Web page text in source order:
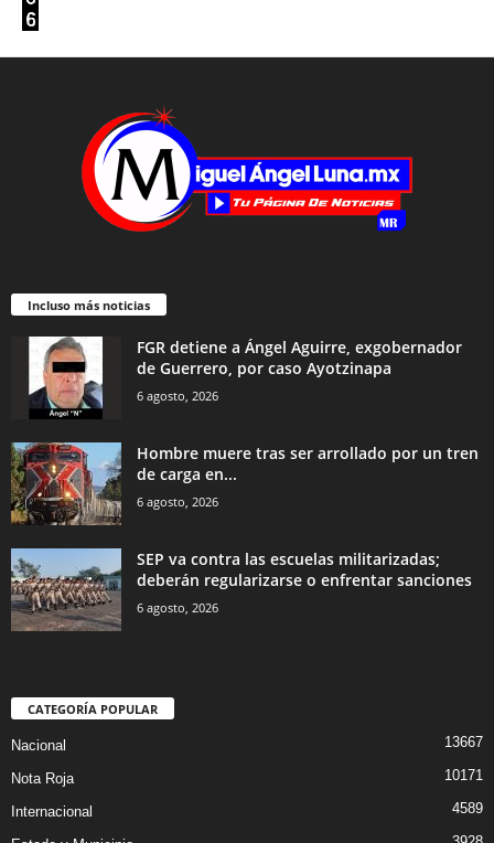
Incluso más noticias
FGR detiene a Ángel Aguirre, exgobernador
de Guerrero, por caso Ayotzinapa
6 agosto, 2026
Hombre muere tras ser arrollado por un tren
de carga en...
6 agosto, 2026
SEP va contra las escuelas militarizadas;
deberán regularizarse o enfrentar sanciones
6 agosto, 2026
CATEGORÍA POPULAR
Nacional 13667
Nota Roja 10171
Internacional 4589